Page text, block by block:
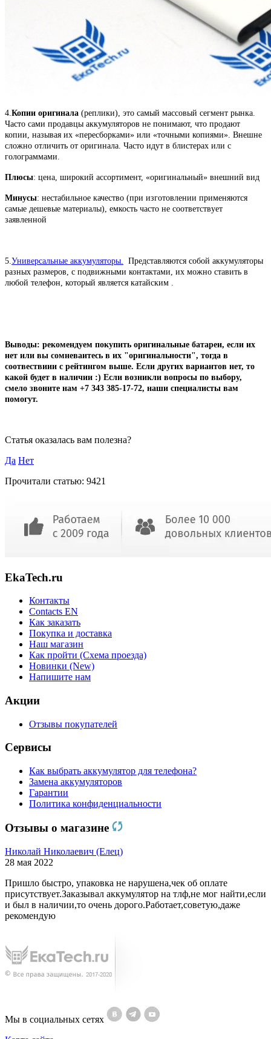
4. Копии оригинала (реплики), это самый массовый сегмент рынка.
Часто сами продавцы аккумуляторов не понимают, что продают
копии, называя их «пересборками» или «точными копиями». Внешне
сложно отличить от оригинала. Часто идут в блистерах или с
голограммами.
Плюсы: цена, широкий ассортимент, «оригинальный» внешний вид
Минусы: нестабильное качество (при изготовлении применяются
самые дешевые материалы), емкость часто не соответствует
заявленной
5. Универсальные аккумуляторы.
Представляются собой аккумуляторы
разных размеров, с подвижными контактами, их можно ставить в
любой телефон, который является катайским .
Выводы: рекомендуем покупить оригинальные батареи, если их
нет или вы сомневаитесь в их "оригинальности", тогда в
соотвествиии с рейтингом выше. Если других вариантов нет, то
какой будет в наличии :) Если возникли вопросы по выбору,
смело звоните нам +7 343 385-17-72, наши специалисты вам
помогут.
Статья оказалась вам полезна?
Да Нет
Прочитали статью: 9421
EkaTech.ru
Контакты
Contacts EN
Как заказать
Покупка и доставка
Наш магазин
Как пройти (Схема проезда)
Новинки (New)
Напишите нам
Акции
Отзывы покупателей
Сервисы
Как выбрать аккумулятор для телефона?
Замена аккумуляторов
Гарантии
Политика конфиденциальности
Отзывы о магазине
Николай Николаевич (Елец)
28 мая 2022
Пришло быстро, упаковка не нарушена,чек об оплате
присутствует.Заказывал аккумулятор на тлф,не мог найти,если
и был в наличии,то очень дорого.Работает,советую,даже
рекомендую
Мы в социальных сетях